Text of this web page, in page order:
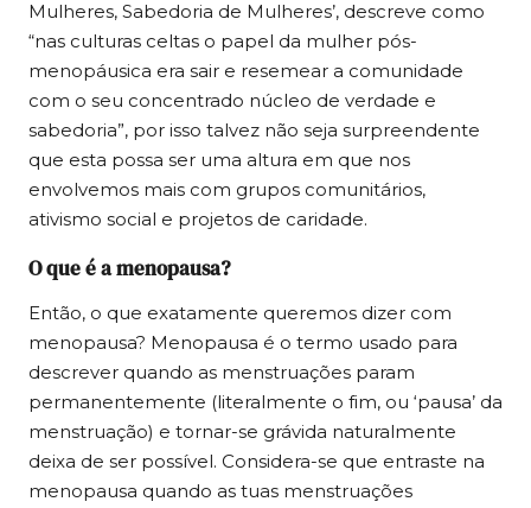
Mulheres, Sabedoria de Mulheres’, descreve como
“nas culturas celtas o papel da mulher pós-
menopáusica era sair e resemear a comunidade
com o seu concentrado núcleo de verdade e
sabedoria”, por isso talvez não seja surpreendente
que esta possa ser uma altura em que nos
envolvemos mais com grupos comunitários,
ativismo social e projetos de caridade.
O que é a menopausa?
Então, o que exatamente queremos dizer com
menopausa? Menopausa é o termo usado para
descrever quando as menstruações param
permanentemente (literalmente o fim, ou ‘pausa’ da
menstruação) e tornar-se grávida naturalmente
deixa de ser possível. Considera-se que entraste na
menopausa quando as tuas menstruações